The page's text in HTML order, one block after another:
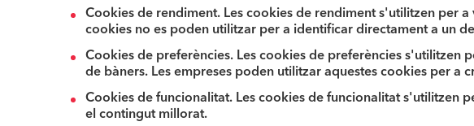
Cookies de rendiment. Les cookies de rendiment s'utilitzen per
cookies no es poden utilitzar per a identificar directament a un
Cookies de preferències. Les cookies de preferències s'utilitzen
de bàners. Les empreses poden utilitzar aquestes cookies per a
Cookies de funcionalitat. Les cookies de funcionalitat s'utilitzen
el contingut millorat.